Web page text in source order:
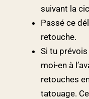
suivant la
Passé ce
retouche.
Si tu
moi-en à
retouches
tatouage.